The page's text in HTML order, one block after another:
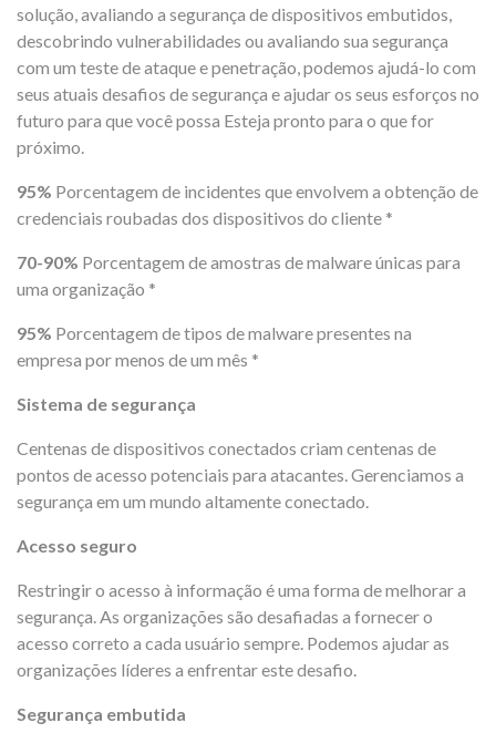
solução, avaliando a segurança de dispositivos embutidos,
descobrindo vulnerabilidades ou avaliando sua segurança
com um teste de ataque e penetração, podemos ajudá-lo com
seus atuais desafios de segurança e ajudar os seus esforços no
futuro para que você possa Esteja pronto para o que for
próximo.
95% Porcentagem de incidentes que envolvem a obtenção de
credenciais roubadas dos dispositivos do cliente *
70-90% Porcentagem de amostras de malware únicas para
uma organização *
95% Porcentagem de tipos de malware presentes na
empresa por menos de um mês *
Sistema de segurança
Centenas de dispositivos conectados criam centenas de
pontos de acesso potenciais para atacantes. Gerenciamos a
segurança em um mundo altamente conectado.
Acesso seguro
Restringir o acesso à informação é uma forma de melhorar a
segurança. As organizações são desafiadas a fornecer o
acesso correto a cada usuário sempre. Podemos ajudar as
organizações líderes a enfrentar este desafio.
Segurança embutida